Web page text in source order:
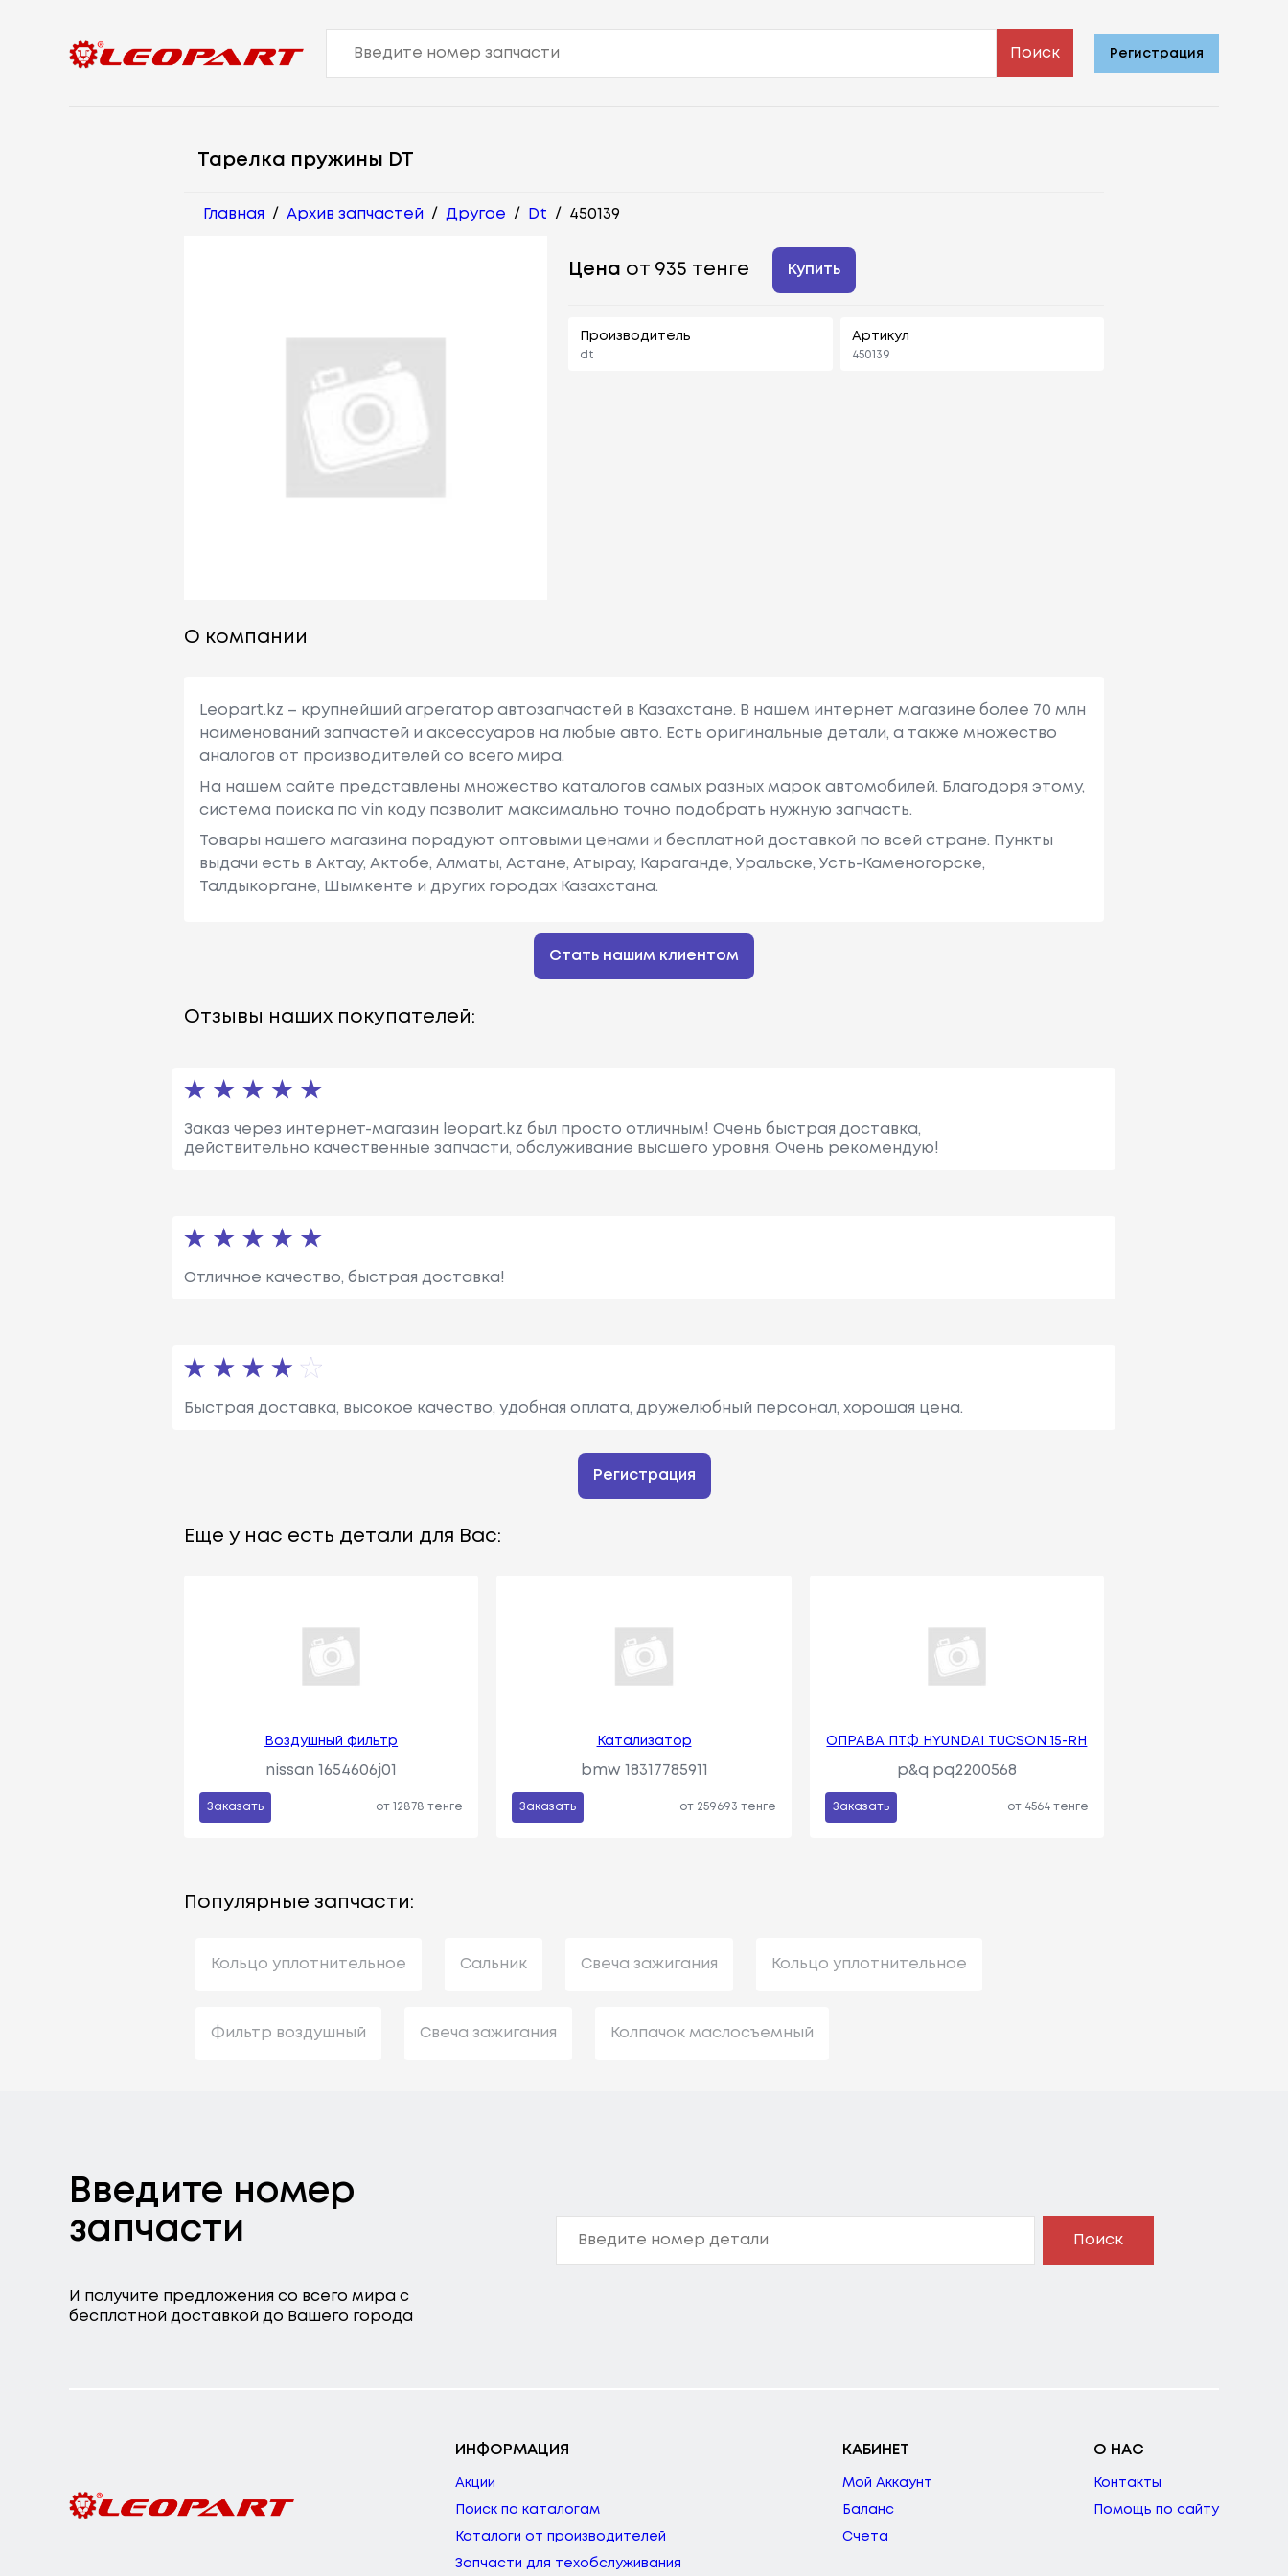
Поиск Регистрация
Тарелка пружины DT
Главная / Архив запчастей / Другое / Dt / 450139
Цена от 935 тенге Купить
Производитель
dt
Артикул
450139
О компании
Leopart.kz – крупнейший агрегатор автозапчастей в Казахстане. В нашем интернет магазине более 70 млн
наименований запчастей и аксессуаров на любые авто. Есть оригинальные детали, а также множество
аналогов от производителей со всего мира.
На нашем сайте представлены множество каталогов самых разных марок автомобилей. Благодоря этому,
система поиска по vin коду позволит максимально точно подобрать нужную запчасть.
Товары нашего магазина порадуют оптовыми ценами и бесплатной доставкой по всей стране. Пункты
выдачи есть в Актау, Актобе, Алматы, Астане, Атырау, Караганде, Уральске, Усть-Каменогорске,
Талдыкоргане, Шымкенте и других городах Казахстана.
Стать нашим клиентом
Отзывы наших покупателей:
Заказ через интернет-магазин leopart.kz был просто отличным! Очень быстрая доставка,
действительно качественные запчасти, обслуживание высшего уровня. Очень рекомендую!
Отличное качество, быстрая доставка!
Быстрая доставка, высокое качество, удобная оплата, дружелюбный персонал, хорошая цена.
Регистрация
Еще у нас есть детали для Вас:
Воздушный фильтр
nissan 1654606j01
Заказать от 12878 тенге
Катализатор
bmw 18317785911
Заказать от 259693 тенге
ОПРАВА ПТФ HYUNDAI TUCSON 15-RH
p&q pq2200568
Заказать от 4564 тенге
Популярные запчасти:
Кольцо уплотнительное Сальник Свеча зажигания Кольцо уплотнительное
Фильтр воздушный Свеча зажигания Колпачок маслосъемный
Введите номер
запчасти
И получите предложения со всего мира с
бесплатной доставкой до Вашего города
Поиск
ИНФОРМАЦИЯ
Акции
Поиск по каталогам
Каталоги от производителей
Запчасти для техобслуживания
КАБИНЕТ
Мой Аккаунт
Баланс
Счета
О НАС
Контакты
Помощь по сайту